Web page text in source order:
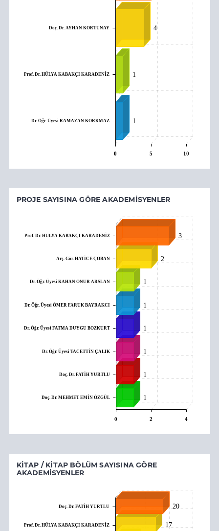
4
1
1
Doç. Dr. AYHAN KORTUNAY
Prof. Dr. HÜLYA KABAKÇI KARADENİZ
Dr. Öğr. Üyesi RAMAZAN KORKMAZ
0 5 10
PROJE SAYISINA GÖRE AKADEMISYENLER
3
2
1
1
1
1
1
1
Prof. Dr. HÜLYA KABAKÇI KARADENİZ
Arş. Gör. HATİCE ÇOBAN
Dr. Öğr. Üyesi KAHAN ONUR ARSLAN
Dr. Öğr. Üyesi ÖMER FARUK BAYRAKCI
Dr. Öğr. Üyesi FATMA DUYGU BOZKURT
Dr. Öğr. Üyesi TACETTİN ÇALIK
Doç. Dr. FATİH YURTLU
Doç. Dr. MEHMET EMİN ÖZGÜL
0 2 4
KITAP / KITAP BÖLÜM SAYISINA GÖRE
AKADEMISYENLER
20
17
Doç. Dr. FATİH YURTLU
Prof. Dr. HÜLYA KABAKÇI KARADENİZ